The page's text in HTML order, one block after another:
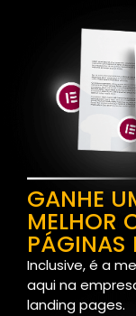
GANHE
MELHOR
Inclusive, é a
aqui na
landing pages.